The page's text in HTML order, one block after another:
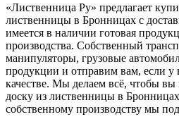
«Лиственница Ру» предлагает
лиственницы в Бронницах с
имеется в наличии готовая
производства. Собственный
манипуляторы, грузовые
продукции и отправим вам, если у
качестве. Мы делаем всё, чтобы
доску из лиственницы в
собственному производству мы